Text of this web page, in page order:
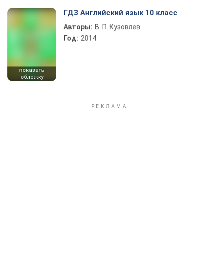
показать
обложку
ГДЗ Английский язык 10 класс
Авторы: В. П. Кузовлев
Год: 2014